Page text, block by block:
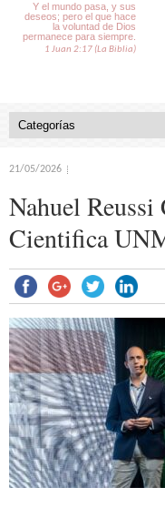
Y el mundo pasa, y sus
deseos; pero el que hace
la voluntad de Dios
permanece para siempre.
1 Juan 2:17 (La Biblia)
21/05/2026
Nahuel
Cientifica